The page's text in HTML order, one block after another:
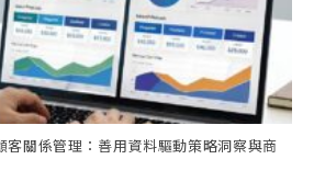
客關係管理：善用資料驅動策略洞察與商